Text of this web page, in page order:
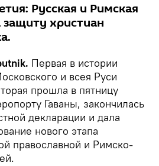
Русская и Римская
защиту христиан
Первая в истории
и всея Руси
прошла в пятницу
Гаваны, закончилась
декларации и дала
нового этапа
православной и Римско-